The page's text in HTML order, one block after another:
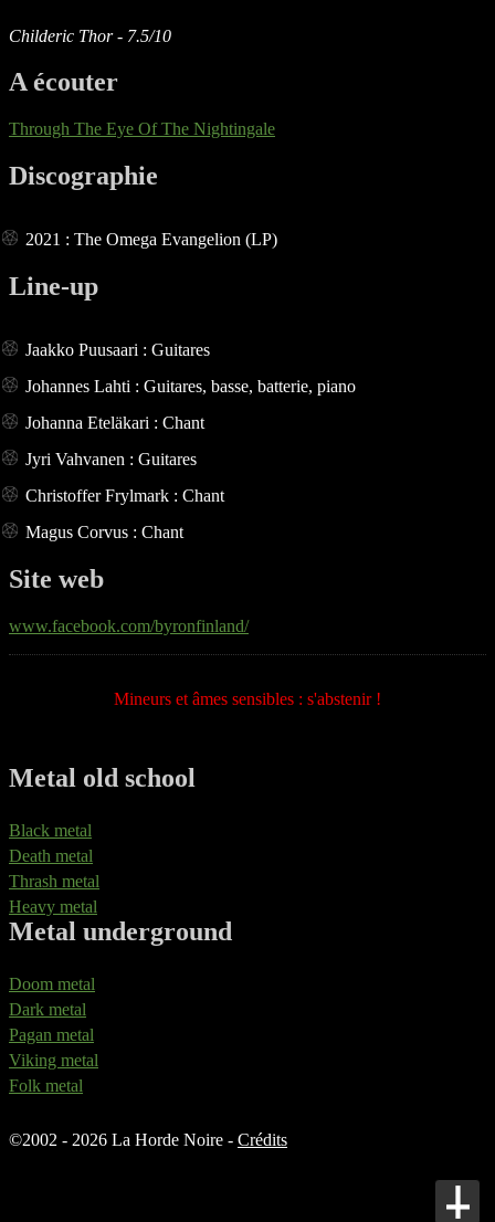
Childeric Thor - 7.5/10
A écouter
Through The Eye Of The Nightingale
Discographie
2021 : The Omega Evangelion (LP)
Line-up
Jaakko Puusaari : Guitares
Johannes Lahti : Guitares, basse, batterie, piano
Johanna Eteläkari : Chant
Jyri Vahvanen : Guitares
Christoffer Frylmark : Chant
Magus Corvus : Chant
Site web
www.facebook.com/byronfinland/
Mineurs et âmes sensibles : s'abstenir !
Metal old school
Black metal
Death metal
Thrash metal
Heavy metal
Metal underground
Doom metal
Dark metal
Pagan metal
Viking metal
Folk metal
©2002 - 2026 La Horde Noire - Crédits